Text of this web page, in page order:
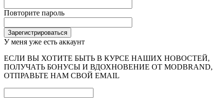
Повторите пароль
У меня уже есть аккаунт
ЕСЛИ ВЫ ХОТИТЕ БЫТЬ В КУРСЕ НАШИХ НОВОСТЕЙ,
ПОЛУЧАТЬ БОНУСЫ И ВДОХНОВЕНИЕ ОТ MODBRAND,
ОТПРАВЬТЕ НАМ СВОЙ EMAIL